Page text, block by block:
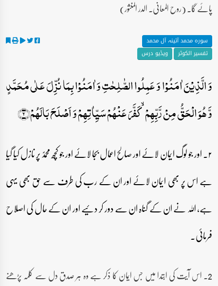
پائے گا۔ (روح المعانی۔ الدر المنثور)
سورہ محمد آئینہ آل محمد
تفسیر الکوثر
ویڈیو درس
وَ الَّذِیۡنَ اٰمَنُوۡا وَ عَمِلُوا الصّٰلِحٰتِ وَ اٰمَنُوۡا بِمَا نُزِّلَ عَلٰی مُحَمَّدٍ
وَّ ہُوَ الۡحَقُّ مِنۡ رَّبِّہِمۡ ۙ کَفَّرَ عَنۡہُمۡ سَیِّاٰتِہِمۡ وَ اَصۡلَحَ بَالَہُمۡ﴿۲﴾
۲۔ اور جو لوگ ایمان لائے اور صالح اعمال بجا لائے اور جو کچھ محمدؐ پر نازل کیا گیا
ہے اس پر بھی ایمان لائے اور ان کے رب کی طرف سے حق بھی یہی
ہے، اللہ نے ان کے گناہ ان سے دور کر دئیے اور ان کے حال کی اصلاح
فرمائی۔
2۔ اس آیت کی ابتدا میں جس ایمان کا ذکر ہے وہ ہر صدق دل سے کلمہ پڑھنے